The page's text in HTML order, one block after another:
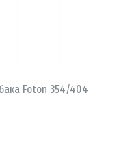
Foton 354/404